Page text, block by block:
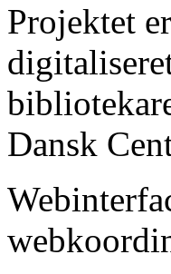
Projektet
Dansk